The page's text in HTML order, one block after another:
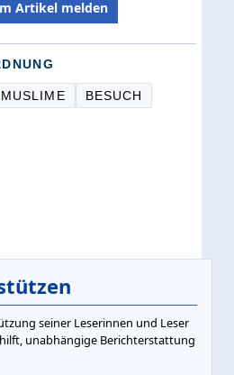
Artikel melden
MUSLIME
BESUCH
seiner Leserinnen und Leser
unabhängige Berichterstattung